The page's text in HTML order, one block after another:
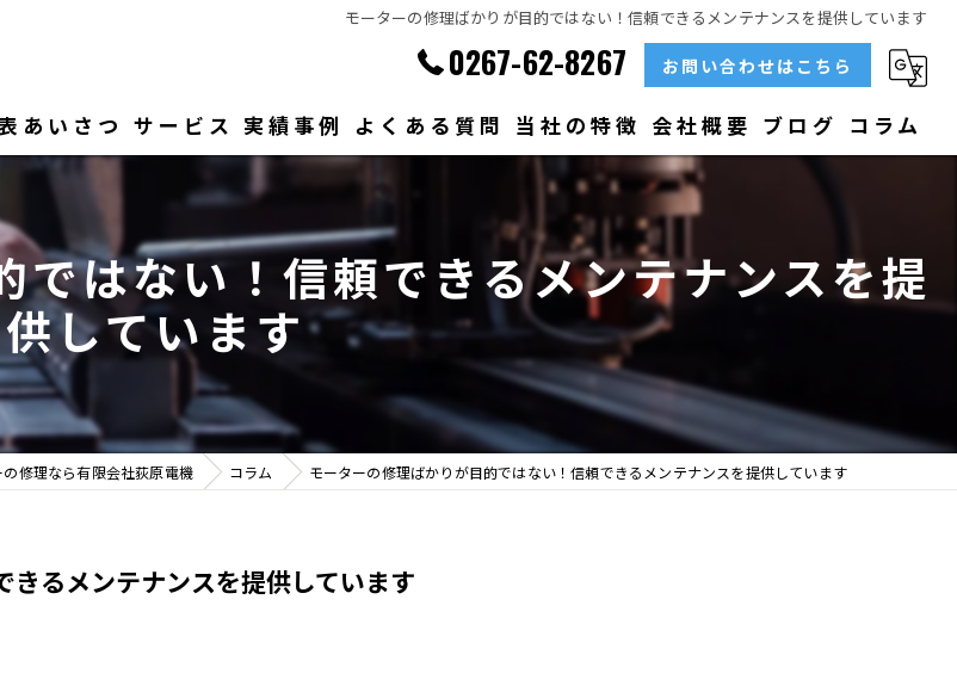
モーターの修理ばかりが目的ではない！信頼できるメンテナンスを提供しています
0267-62-8267 お問い合わせはこちら
あいさつ サービス 実績事例 よくある質問 当社の特徴
ベアリング
大型
メンテナンス
販売
会社概要 ブログ コラム
ではない！信頼できるメンテナンスを提
供しています
の修理なら有限会社荻原電機 コラム モーターの修理ばかりが目的ではない！信頼できるメンテナンスを提供しています
るメンテナンスを提供しています